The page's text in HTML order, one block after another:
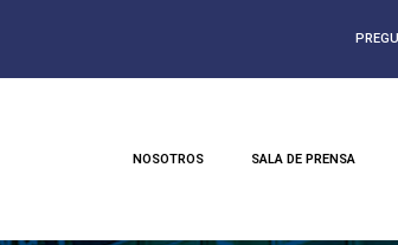
NOSOTROS SALA DE PRENSA